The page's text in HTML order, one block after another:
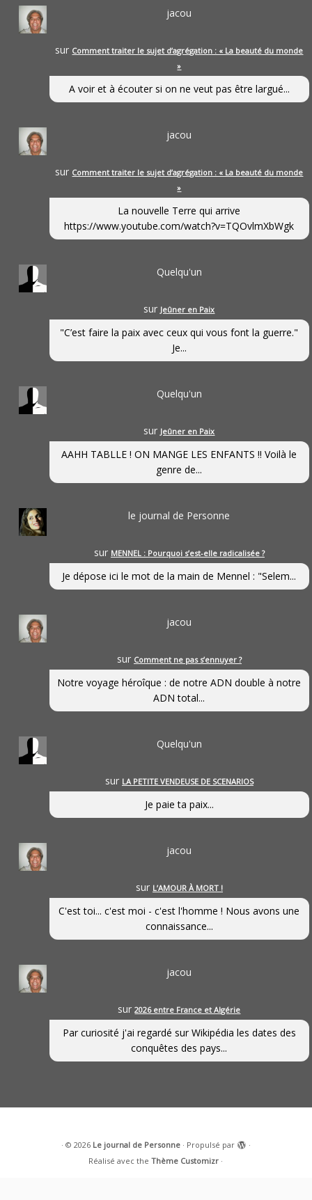
jacou
sur Comment traiter le sujet d’agrégation : « La beauté du monde
»
A voir et à écouter si on ne veut pas être largué...
jacou
sur Comment traiter le sujet d’agrégation : « La beauté du monde
»
La nouvelle Terre qui arrive
https://www.youtube.com/watch?v=TQOvlmXbWgk
Quelqu'un
sur Jeûner en Paix
"C’est faire la paix avec ceux qui vous font la guerre."
Je...
Quelqu'un
sur Jeûner en Paix
AAHH TABLLE ! ON MANGE LES ENFANTS !! Voilà le
genre de...
le journal de Personne
sur MENNEL : Pourquoi s’est-elle radicalisée ?
Je dépose ici le mot de la main de Mennel : "Selem...
jacou
sur Comment ne pas s’ennuyer ?
Notre voyage héroîque : de notre ADN double à notre
ADN total...
Quelqu'un
sur LA PETITE VENDEUSE DE SCENARIOS
Je paie ta paix...
jacou
sur L’AMOUR À MORT !
C'est toi... c'est moi - c'est l'homme ! Nous avons une
connaissance...
jacou
sur2026 entre France et Algérie
Par curiosité j'ai regardé sur Wikipédia les dates des
conquêtes des pays...
· © 2026 Le journal de Personne· Propulsé par
·
Réalisé avec theThème Customizr ·